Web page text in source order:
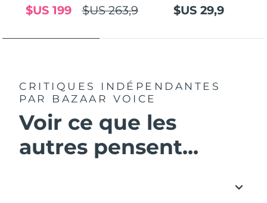
$US 263,9
$US 199 $US 29,9
CRITIQUES INDÉPENDANTES
PAR BAZAAR VOICE
Voir ce que les
autres pensent...